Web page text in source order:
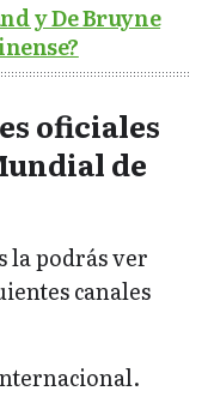
y De Bruyne
oficiales
de
la podrás ver
canales